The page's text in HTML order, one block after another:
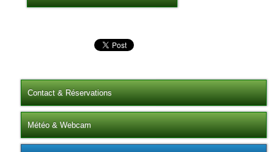
Contact & Réservations
Météo & Webcam